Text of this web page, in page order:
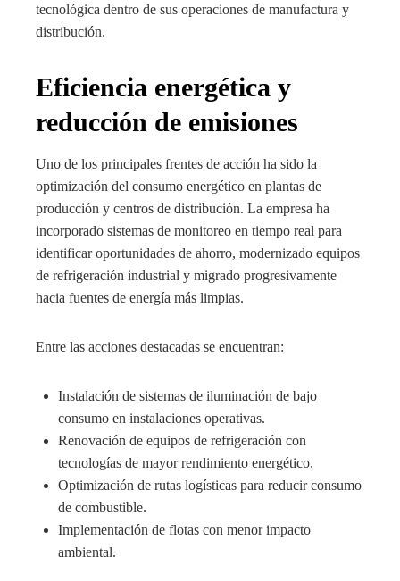
tecnológica dentro de sus operaciones de manufactura y
distribución.
Eficiencia energética y
reducción de emisiones
Uno de los principales frentes de acción ha sido la
optimización del consumo energético en plantas de
producción y centros de distribución. La empresa ha
incorporado sistemas de monitoreo en tiempo real para
identificar oportunidades de ahorro, modernizado equipos
de refrigeración industrial y migrado progresivamente
hacia fuentes de energía más limpias.
Entre las acciones destacadas se encuentran:
Instalación de sistemas de iluminación de bajo
consumo en instalaciones operativas.
Renovación de equipos de refrigeración con
tecnologías de mayor rendimiento energético.
Optimización de rutas logísticas para reducir consumo
de combustible.
Implementación de flotas con menor impacto
ambiental.